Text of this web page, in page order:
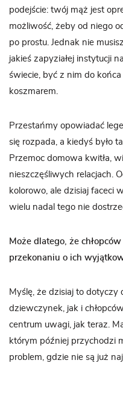
podejście: twój mąż jest
możliwość, żeby od niego
po prostu. Jednak nie
jakieś zapyziałej instytucji
świecie, być z nim do
koszmarem.
Przestańmy opowiadać
się rozpada, a kiedyś było
Przemoc domowa kwitła,
nieszczęśliwych relacjach.
kolorowo, ale dzisiaj faceci
wielu nadal tego nie
Może dlatego, że
przekonaniu o ich
Myślę, że dzisiaj to dotyczy
dziewczynek, jak i
centrum uwagi, jak teraz.
którym później przychodzi
problem, gdzie nie są już